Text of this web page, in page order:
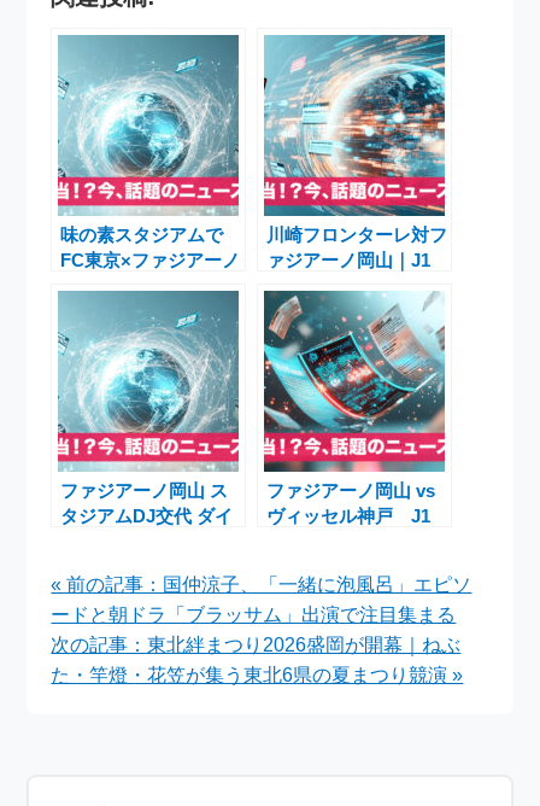
味の素スタジアムで
FC東京×ファジアーノ
岡山「#味スタ鬼ヶ
島」キャンペーン
川崎フロンターレ対フ
ァジアーノ岡山｜J1
第36節 試合・見ど
ころ・グッズ・観戦情
報総まとめ【2025年
11月8日】
ファジアーノ岡山 ス
タジアムDJ交代 ダイ
大阪戦セレモニー
ファジアーノ岡山 vs
ヴィッセル神戸 J1
日
« 前の記事：国仲涼子、「一緒に泡風呂」エピソ
ードと朝ドラ「ブラッサム」出演で注目集まる
次の記事：東北絆まつり2026盛岡が開幕｜ねぶ
た・竿燈・花笠が集う東北6県の夏まつり競演 »